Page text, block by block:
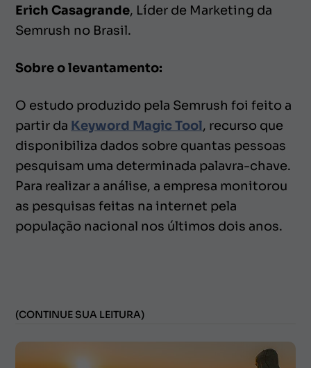
Erich Casagrande, Líder de Marketing da
Semrush no Brasil.
Sobre o levantamento:
O estudo produzido pela Semrush foi feito a
partir da Keyword Magic Tool, recurso que
disponibiliza dados sobre quantas pessoas
pesquisam uma determinada palavra-chave.
Para realizar a análise, a empresa monitorou
as pesquisas feitas na internet pela
população nacional nos últimos dois anos.
(CONTINUE SUA LEITURA)